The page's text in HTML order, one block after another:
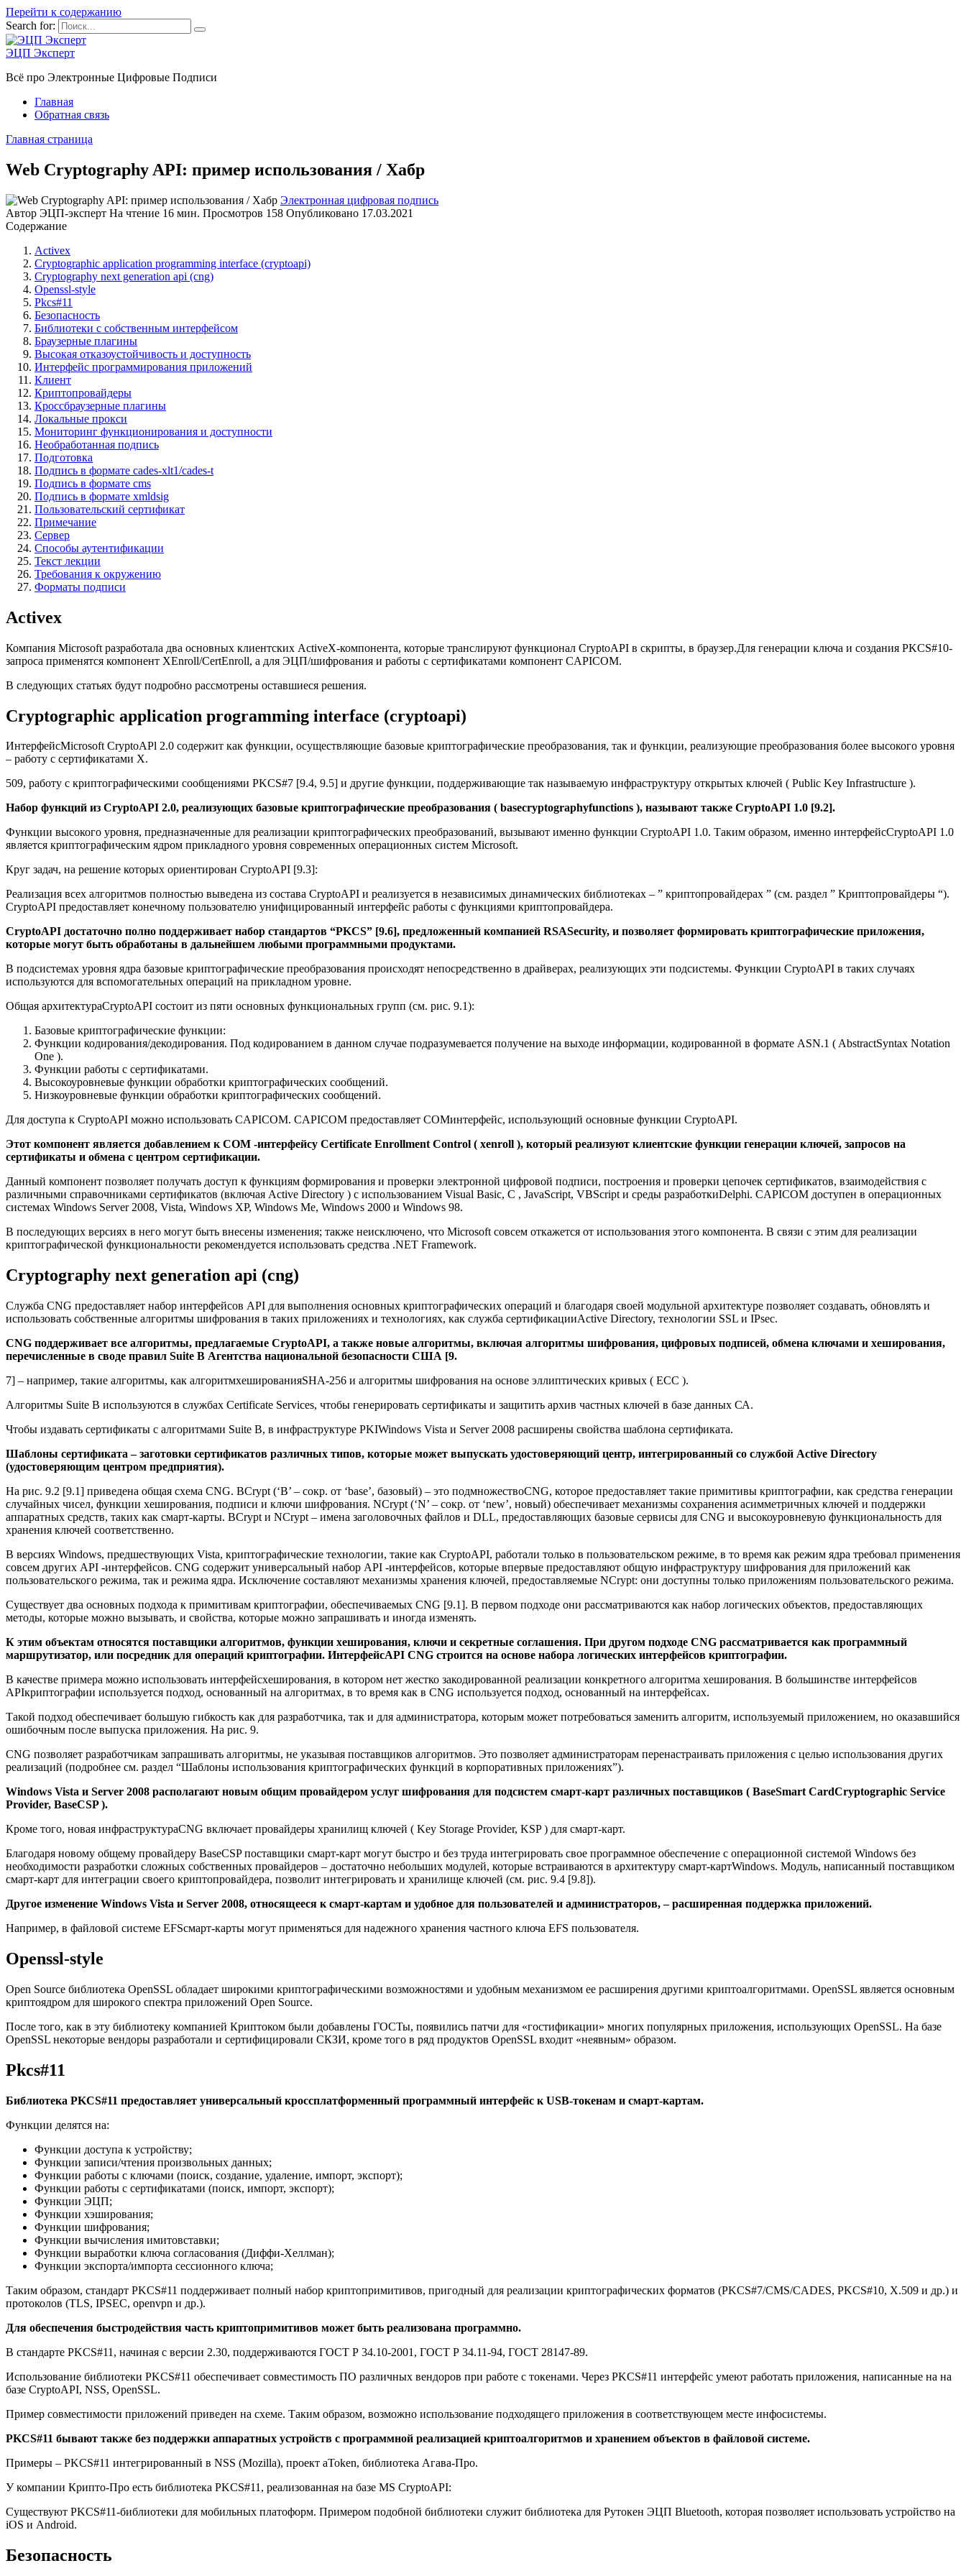
Перейти к содержанию
Search for:
ЭЦП Эксперт
Всё про Электронные Цифровые Подписи
Главная
Обратная связь
Главная страница
Web Cryptography API: пример использования / Хабр
Электронная цифровая подпись
Автор ЭЦП-эксперт На чтение 16 мин. Просмотров 158 Опубликовано 17.03.2021
Содержание
Activex
Cryptographic application programming interface (cryptoapi)
Cryptography next generation api (cng)
Openssl-style
Pkcs#11
Безопасность
Библиотеки c собственным интерфейсом
Браузерные плагины
Высокая отказоустойчивость и доступность
Интерфейс программирования приложений
Клиент
Криптопровайдеры
Кроссбраузерные плагины
Локальные прокси
Мониторинг функционирования и доступности
Необработанная подпись
Подготовка
Подпись в формате cades-xlt1/cades-t
Подпись в формате cms
Подпись в формате xmldsig
Пользовательский сертификат
Примечание
Сервер
Способы аутентификации
Текст лекции
Требования к окружению
Форматы подписи
Activex
Компания Microsoft разработала два основных клиентских ActiveX-компонента, которые транслируют функционал CryptoAPI в скрипты, в браузер.Для генерации ключа и создания PKCS#10-
запроса применятся компонент XEnroll/CertEnroll, а для ЭЦП/шифрования и работы с сертификатами компонент CAPICOM.
В следующих статьях будут подробно рассмотрены оставшиеся решения.
Cryptographic application programming interface (cryptoapi)
ИнтерфейсMicrosoft CryptoAPl 2.0 содержит как функции, осуществляющие базовые криптографические преобразования, так и функции, реализующие преобразования более высокого уровня
– работу с сертификатами Х.
509, работу с криптографическими сообщениями PKCS#7 [9.4, 9.5] и другие функции, поддерживающие так называемую инфраструктуру открытых ключей ( Public Key Infrastructure ).
Набор функций из CryptoAPI 2.0, реализующих базовые криптографические преобразования ( basecryptographyfunctions ), называют также CryptoAPI 1.0 [9.2].
Функции высокого уровня, предназначенные для реализации криптографических преобразований, вызывают именно функции CryptoAPI 1.0. Таким образом, именно интерфейсCryptoAPI 1.0
является криптографическим ядром прикладного уровня современных операционных систем Microsoft.
Круг задач, на решение которых ориентирован CryptoAPI [9.3]:
Реализация всех алгоритмов полностью выведена из состава CryptoAPI и реализуется в независимых динамических библиотеках – ” криптопровайдерах ” (см. раздел ” Криптопровайдеры “).
CryptoAPI предоставляет конечному пользователю унифицированный интерфейс работы с функциями криптопровайдера.
CryptoAPI достаточно полно поддерживает набор стандартов “PKCS” [9.6], предложенный компанией RSASecurity, и позволяет формировать криптографические приложения,
которые могут быть обработаны в дальнейшем любыми программными продуктами.
В подсистемах уровня ядра базовые криптографические преобразования происходят непосредственно в драйверах, реализующих эти подсистемы. Функции CryptoAPI в таких случаях
используются для вспомогательных операций на прикладном уровне.
Общая архитектураCryptoAPI состоит из пяти основных функциональных групп (см. рис. 9.1):
Базовые криптографические функции:
Функции кодирования/декодирования. Под кодированием в данном случае подразумевается получение на выходе информации, кодированной в формате ASN.1 (AbstractSyntax Notation
One ).
Функции работы с сертификатами.
Высокоуровневые функции обработки криптографических сообщений.
Низкоуровневые функции обработки криптографических сообщений.
Для доступа к CryptoAPI можно использовать CAPICOM. CAPICOM предоставляет COMинтерфейс, использующий основные функции CryptoAPI.
Этот компонент является добавлением к COM -интерфейсу Certificate Enrollment Control ( xenroll ), который реализуют клиентские функции генерации ключей, запросов на
сертификаты и обмена с центром сертификации.
Данный компонент позволяет получать доступ к функциям формирования и проверки электронной цифровой подписи, построения и проверки цепочек сертификатов, взаимодействия с
различными справочниками сертификатов (включая Active Directory ) с использованием Visual Basic, C , JavaScript, VBScript и среды разработкиDelphi. CAPICOM доступен в операционных
системах Windows Server 2008, Vista, Windows XP, Windows Me, Windows 2000 и Windows 98.
В последующих версиях в него могут быть внесены изменения; также неисключено, что Microsoft совсем откажется от использования этого компонента. В связи с этим для реализации
криптографической функциональности рекомендуется использовать средства .NET Framework.
Cryptography next generation api (cng)
Служба CNG предоставляет набор интерфейсов API для выполнения основных криптографических операций и благодаря своей модульной архитектуре позволяет создавать, обновлять и
использовать собственные алгоритмы шифрования в таких приложениях и технологиях, как служба сертификацииActive Directory, технологии SSL и IPsec.
CNG поддерживает все алгоритмы, предлагаемые CryptoAPI, а также новые алгоритмы, включая алгоритмы шифрования, цифровых подписей, обмена ключами и хеширования,
перечисленные в своде правил Suite B Агентства национальной безопасности США [9.
7] – например, такие алгоритмы, как алгоритмхешированияSHA-256 и алгоритмы шифрования на основе эллиптических кривых ( ECC ).
Алгоритмы Suite B используются в службах Certificate Services, чтобы генерировать сертификаты и защитить архив частных ключей в базе данных СА.
Чтобы издавать сертификаты с алгоритмами Suite B, в инфраструктуре PKIWindows Vista и Server 2008 расширены свойства шаблона сертификата.
Шаблоны сертификата – заготовки сертификатов различных типов, которые может выпускать удостоверяющий центр, интегрированный со службой Active Directory
(удостоверяющим центром предприятия).
На рис. 9.2 [9.1] приведена общая схема CNG. BCrypt (‘B’ – сокр. от ‘base’, базовый) – это подмножествоCNG, которое предоставляет такие примитивы криптографии, как средства генерации
случайных чисел, функции хеширования, подписи и ключи шифрования. NCrypt (‘N’ – сокр. от ‘new’, новый) обеспечивает механизмы сохранения асимметричных ключей и поддержки
аппаратных средств, таких как смарт-карты. BCrypt и NCrypt – имена заголовочных файлов и DLL, предоставляющих базовые сервисы для CNG и высокоуровневую функциональность для
хранения ключей соответственно.
В версиях Windows, предшествующих Vista, криптографические технологии, такие как CryptoAPI, работали только в пользовательском режиме, в то время как режим ядра требовал применения
совсем других API -интерфейсов. CNG содержит универсальный набор API -интерфейсов, которые впервые предоставляют общую инфраструктуру шифрования для приложений как
пользовательского режима, так и режима ядра. Исключение составляют механизмы хранения ключей, предоставляемые NCrypt: они доступны только приложениям пользовательского режима.
Существует два основных подхода к примитивам криптографии, обеспечиваемых CNG [9.1]. В первом подходе они рассматриваются как набор логических объектов, предоставляющих
методы, которые можно вызывать, и свойства, которые можно запрашивать и иногда изменять.
К этим объектам относятся поставщики алгоритмов, функции хеширования, ключи и секретные соглашения. При другом подходе CNG рассматривается как программный
маршрутизатор, или посредник для операций криптографии. ИнтерфейсAPI CNG строится на основе набора логических интерфейсов криптографии.
В качестве примера можно использовать интерфейсхеширования, в котором нет жестко закодированной реализации конкретного алгоритма хеширования. В большинстве интерфейсов
APIкриптографии используется подход, основанный на алгоритмах, в то время как в CNG используется подход, основанный на интерфейсах.
Такой подход обеспечивает большую гибкость как для разработчика, так и для администратора, которым может потребоваться заменить алгоритм, используемый приложением, но оказавшийся
ошибочным после выпуска приложения. На рис. 9.
CNG позволяет разработчикам запрашивать алгоритмы, не указывая поставщиков алгоритмов. Это позволяет администраторам перенастраивать приложения с целью использования других
реализаций (подробнее см. раздел “Шаблоны использования криптографических функций в корпоративных приложениях”).
Windows Vista и Server 2008 располагают новым общим провайдером услуг шифрования для подсистем смарт-карт различных поставщиков ( BaseSmart CardCryptographic Service
Provider, BaseCSP ).
Кроме того, новая инфраструктураCNG включает провайдеры хранилищ ключей ( Key Storage Provider, KSP ) для смарт-карт.
Благодаря новому общему провайдеру BaseCSP поставщики смарт-карт могут быстро и без труда интегрировать свое программное обеспечение с операционной системой Windows без
необходимости разработки сложных собственных провайдеров – достаточно небольших модулей, которые встраиваются в архитектуру смарт-картWindows. Модуль, написанный поставщиком
смарт-карт для интеграции своего криптопровайдера, позволит интегрировать и хранилище ключей (см. рис. 9.4 [9.8]).
Другое изменение Windows Vista и Server 2008, относящееся к смарт-картам и удобное для пользователей и администраторов, – расширенная поддержка приложений.
Например, в файловой системе EFSсмарт-карты могут применяться для надежного хранения частного ключа EFS пользователя.
Openssl-style
Open Source библиотека OpenSSL обладает широкими криптографическими возможностями и удобным механизмом ее расширения другими криптоалгоритмами. OpenSSL является основным
криптоядром для широкого спектра приложений Open Source.
После того, как в эту библиотеку компанией Криптоком были добавлены ГОСТы, появились патчи для «гостификации» многих популярных приложения, использующих OpenSSL. На базе
OpenSSL некоторые вендоры разработали и сертифицировали СКЗИ, кроме того в ряд продуктов OpenSSL входит «неявным» образом.
Pkcs#11
Библиотека PKCS#11 предоставляет универсальный кроссплатформенный программный интерфейс к USB-токенам и смарт-картам.
Функции делятся на:
Функции доступа к устройству;
Функции записи/чтения произвольных данных;
Функции работы с ключами (поиск, создание, удаление, импорт, экспорт);
Функции работы с сертификатами (поиск, импорт, экспорт);
Функции ЭЦП;
Функции хэширования;
Функции шифрования;
Функции вычисления имитовставки;
Функции выработки ключа согласования (Диффи-Хeллман);
Функции экспорта/импорта сессионного ключа;
Таким образом, стандарт PKCS#11 поддерживает полный набор криптопримитивов, пригодный для реализации криптографических форматов (PKCS#7/CMS/CADES, PKCS#10, X.509 и др.) и
протоколов (TLS, IPSEC, openvpn и др.).
Для обеспечения быстродействия часть криптопримитивов может быть реализована программно.
В стандарте PKCS#11, начиная с версии 2.30, поддерживаются ГОСТ Р 34.10-2001, ГОСТ Р 34.11-94, ГОСТ 28147-89.
Использование библиотеки PKCS#11 обеспечивает совместимость ПО различных вендоров при работе с токенами. Через PKCS#11 интерфейс умеют работать приложения, написанные на на
базе CryptoAPI, NSS, OpenSSL.
Пример совместимости приложений приведен на схеме. Таким образом, возможно использование подходящего приложения в соответствующем месте инфосистемы.
PKCS#11 бывают также без поддержки аппаратных устройств с программной реализацией криптоалгоритмов и хранением объектов в файловой системе.
Примеры – PKCS#11 интегрированный в NSS (Mozilla), проект aToken, библиотека Агава-Про.
У компании Крипто-Про есть библиотека PKCS#11, реализованная на базе MS CryptoAPI:
Существуют PKCS#11-библиотеки для мобильных платоформ. Примером подобной библиотеки служит библиотека для Рутокен ЭЦП Bluetooth, которая позволяет использовать устройство на
iOS и Android.
Безопасность